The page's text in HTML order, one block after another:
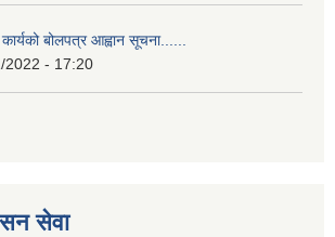
कार्यको बोलपत्र आह्वान सूचना......
2022 - 17:20
सेवा